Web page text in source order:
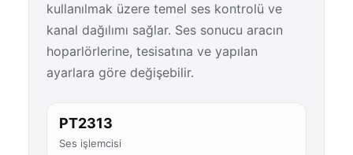
kullanılmak üzere temel ses kontrolü ve
kanal dağılımı sağlar. Ses sonucu aracın
hoparlörlerine, tesisatına ve yapılan
ayarlara göre değişebilir.
PT2313
Ses işlemcisi